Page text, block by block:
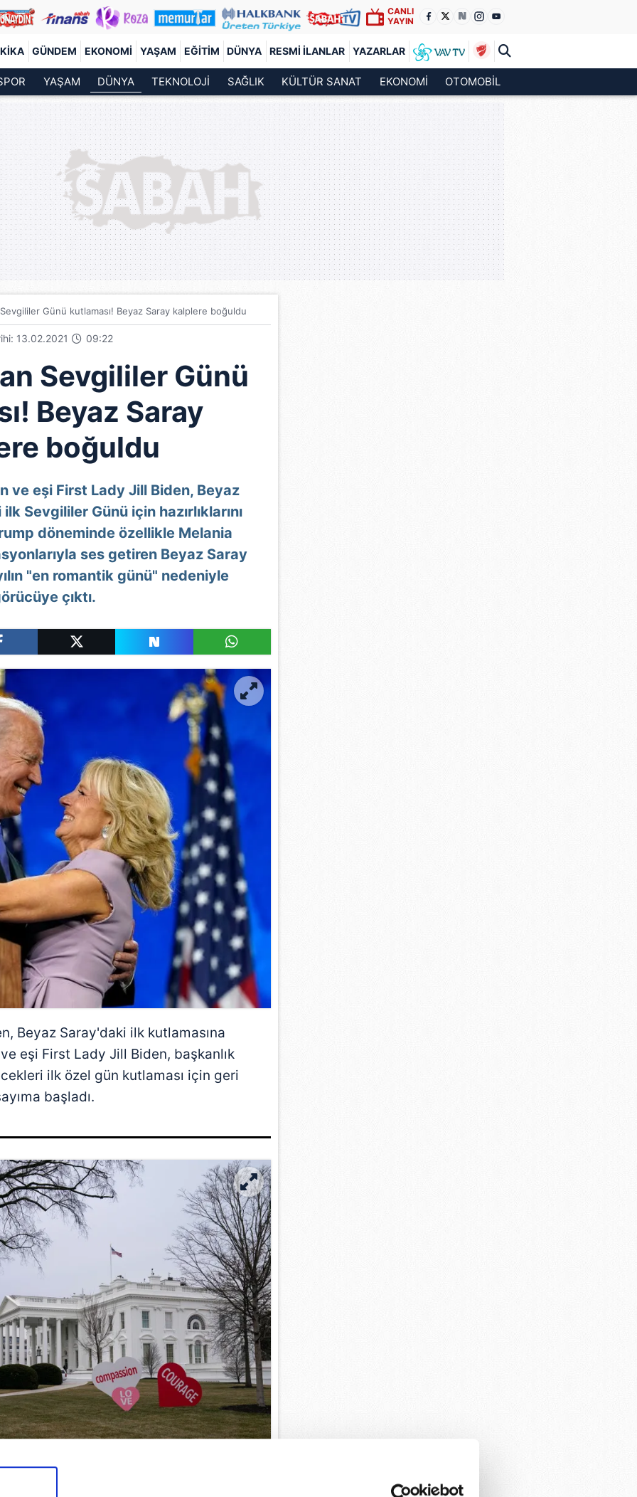
CANLI
YAYIN
GÜNDEM EKONOMI YAŞAM EĞITIM DÜNYA RESMI İLANLAR YAZARLAR
YAŞAM DÜNYA TEKNOLOJİ SAĞLIK KÜLTÜR SANAT EKONOMİ OTOMOBİL
Günü kutlaması! Beyaz Saray kalplere boğuldu
13.02.2021 09:22
Sevgililer Günü
Beyaz Saray
boğuldu
ve eşi First Lady Jill Biden, Beyaz
Sevgililer Günü için hazırlıklarını
döneminde özellikle Melania
ses getiren Beyaz Saray
"en romantik günü" nedeniyle
çıktı.
, Beyaz Saray'daki ilk kutlamasına
eşi First Lady Jill Biden, başkanlık
ilk özel gün kutlaması için geri
başladı.
14 Şubat Sevgililer Günü nedeniyle